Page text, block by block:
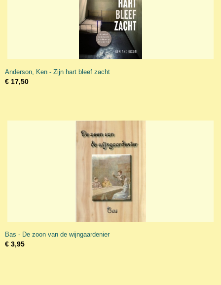
Anderson, Ken - Zijn hart bleef zacht
€ 17,50
Bas - De zoon van de wijngaardenier
€ 3,95